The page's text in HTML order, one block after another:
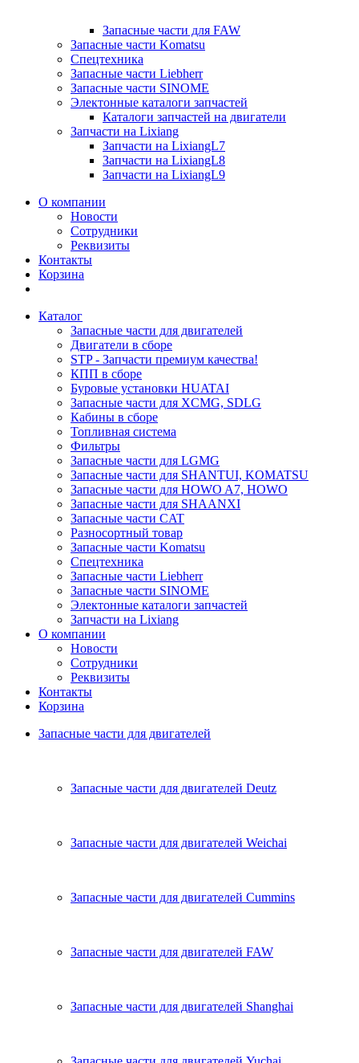
Запасные части для FAW
Запасные части Komatsu
Спецтехника
Запасные части Liebherr
Запасные части SINOME
Электонные каталоги запчастей
Каталоги запчастей на двигатели
Запчасти на Lixiang
Запчасти на LixiangL7
Запчасти на LixiangL8
Запчасти на LixiangL9
О компании
Новости
Сотрудники
Реквизиты
Контакты
Корзина
Каталог
Запасные части для двигателей
Двигатели в сборе
STP - Запчасти премиум качества!
КПП в сборе
Буровые установки HUATAI
Запасные части для XCMG, SDLG
Кабины в сборе
Топливная система
Фильтры
Запасные части для LGMG
Запасные части для SHANTUI, KOMATSU
Запасные части для HOWO A7, HOWO
Запасные части для SHAANXI
Запасные части CAT
Разносортный товар
Запасные части Komatsu
Спецтехника
Запасные части Liebherr
Запасные части SINOME
Электонные каталоги запчастей
Запчасти на Lixiang
О компании
Новости
Сотрудники
Реквизиты
Контакты
Корзина
Запасные части для двигателей
Запасные части для двигателей Deutz
Запасные части для двигателей Weichai
Запасные части для двигателей Cummins
Запасные части для двигателей FAW
Запасные части для двигателей Shanghai